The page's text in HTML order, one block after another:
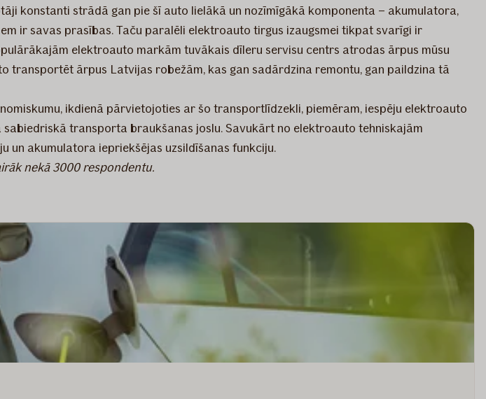
konstanti strādā gan pie šī auto lielākā un nozīmīgākā komponenta – akumulatora,
ir savas prasības. Taču paralēli elektroauto tirgus izaugsmei tikpat svarīgi ir
elektroauto markām tuvākais dīleru servisu centrs atrodas ārpus mūsu
transportēt ārpus Latvijas robežām, kas gan sadārdzina remontu, gan paildzina tā
ikdienā pārvietojoties ar šo transportlīdzekli, piemēram, iespēju elektroauto
transporta braukšanas joslu. Savukārt no elektroauto tehniskajām
un akumulatora iepriekšējas uzsildīšanas funkciju.
nekā 3000 respondentu.